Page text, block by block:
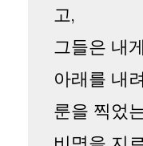
고,
그들은 내
아래를 내
룬을 찍었